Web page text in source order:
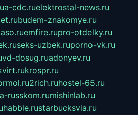
a-cdc.ruelektrostal-news.ru
budem-znakomye.ru
emfire.rupro-otdelky.ru
seks-uzbek.ruporno-vk.ru
vd-dosug.ruadonyev.ru
krospr.ru
2rich.ruhostel-65.ru
russkom.rumishinlab.ru
habble.rustarbucksvia.ru